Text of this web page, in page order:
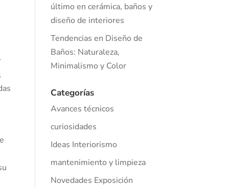
último en cerámica, baños y
diseño de interiores
Tendencias en Diseño de
Baños: Naturaleza,
Minimalismo y Color
Categorías
Avances técnicos
curiosidades
Ideas Interiorismo
mantenimiento y limpieza
Novedades Exposición